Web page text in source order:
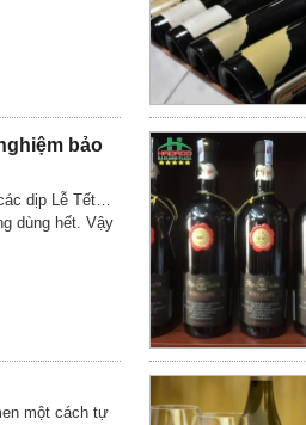
bảo
dịp Lễ Tết…
dùng hết. Vậy
một cách tự